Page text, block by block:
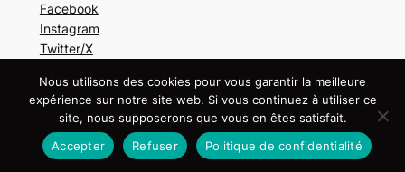
Facebook
Instagram
Twitter/X
Copyright © 2024. Tous droits réservés.Mentions
légales
Nous utilisons des cookies pour vous garantir la meilleure
expérience sur notre site web. Si vous continuez à utiliser ce
site, nous supposerons que vous en êtes satisfait.
Accepter
Refuser Politique de confidentialité